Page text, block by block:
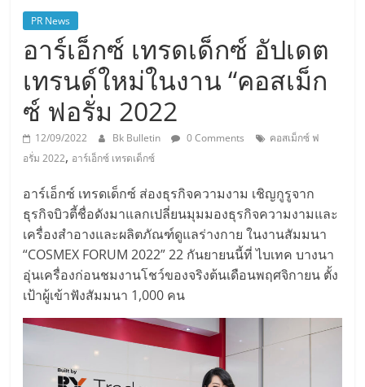
PR News
อาร์เอ็กซ์ เทรดเด็กซ์ อัปเดต
เทรนด์ใหม่ในงาน “คอสเม็ก
ซ์ ฟอรั่ม 2022
12/09/2022 Bk Bulletin 0 Comments
คอสเม็กซ์ ฟ
อรั่ม 2022, อาร์เอ็กซ์ เทรดเด็กซ์
อาร์เอ็กซ์ เทรดเด็กซ์ ส่องธุรกิจความงาม เชิญกูรูจาก
ธุรกิจบิวตี้ชื่อดังมาแลกเปลี่ยนมุมมองธุรกิจความงามและ
เครื่องสำอางและผลิตภัณฑ์ดูแลร่างกาย ในงานสัมมนา
“COSMEX FORUM 2022” 22 กันยายนนี้ที่ ไบเทค บางนา
อุ่นเครื่องก่อนชมงานโชว์ของจริงต้นเดือนพฤศจิกายน ตั้ง
เป้าผู้เข้าฟังสัมมนา 1,000 คน